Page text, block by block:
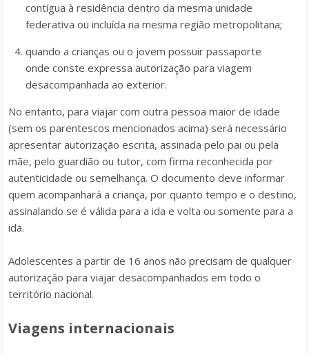
contígua à residência dentro da mesma unidade
federativa ou incluída na mesma região metropolitana;
quando a crianças ou o jovem possuir passaporte
onde conste expressa autorização para viagem
desacompanhada ao exterior.
No entanto, para viajar com outra pessoa maior de idade
(sem os parentescos mencionados acima) será necessário
apresentar autorização escrita, assinada pelo pai ou pela
mãe, pelo guardião ou tutor, com firma reconhecida por
autenticidade ou semelhança. O documento deve informar
quem acompanhará a criança, por quanto tempo e o destino,
assinalando se é válida para a ida e volta ou somente para a
ida.
Adolescentes a partir de 16 anos não precisam de qualquer
autorização para viajar desacompanhados em todo o
território nacional.
Viagens internacionais